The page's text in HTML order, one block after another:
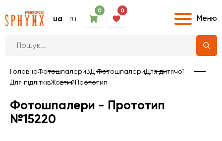
ua ru
0 0
Меню
ГоловнаФотошпалери3Д ФотошпалериДля дитячої
Для підлітківЖовтийПрототип
Фотошпалери - Прототип
№15220